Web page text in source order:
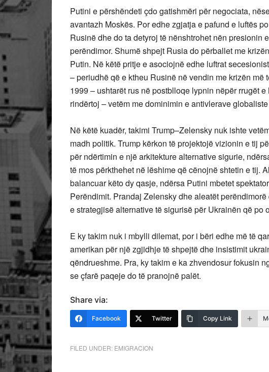
Putini e përshëndeti çdo gatishmëri për negociata,
avantazh Moskës. Por edhe zgjatja e pafund e luftës
Rusinë dhe do ta detyroj të nënshtrohet nën presionin
perëndimor. Shumë shpejt Rusia do përballet me
Putin. Në këtë pritje e asociojnë edhe luftrat
– periudhë që e ktheu Rusinë në vendin me krizën
1999 – ushtarët rus në postblloqe lypnin nëpër rrugët
rindërtoj – vetëm me dominimin e antivlerave
Në këtë kuadër, takimi Trump–Zelensky nuk ishte
madh politik. Trump kërkon të projektojë vizionin e tij
për ndërtimin e një arkitekture alternative sigurie,
të mos përkthehet në lëshime që cënojnë shtetin e tij.
balancuar këto dy qasje, ndërsa Putini mbetet
Perëndimit. Prandaj Zelensky dhe aleatët
e strategjisë alternative të sigurisë për Ukrainën që po
E ky takim nuk i mbylli dilemat, por i bëri edhe më të
amerikan për një zgjidhje të shpejtë dhe insistimit
qëndrueshme. Pra, ky takim e ka zhvendosur fokusin
se çfarë paqeje do të pranojnë palët.
Share via:
Facebook Twitter Copy Link
FILED UNDER: EMIGRACION